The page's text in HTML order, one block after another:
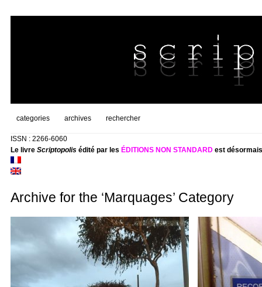
categories archives rechercher
ISSN : 2266-6060
Le livre Scriptopolisédité par les ÉDITIONS NON STANDARDest
Archive for the ‘Marquages’ Category